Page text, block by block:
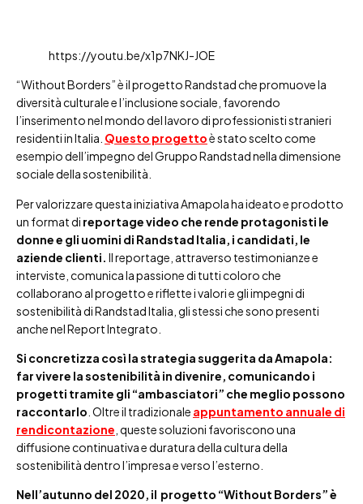
https://youtu.be/x1p7NKJ-JOE
“Without Borders” è il progetto Randstad che promuove la
diversità culturale e l’inclusione sociale, favorendo
l’inserimento nel mondo del lavoro di professionisti stranieri
residenti in Italia. Questo progettoè stato scelto come
esempio dell’impegno del Gruppo Randstad nella dimensione
sociale della sostenibilità.
Per valorizzare questa iniziativa Amapola ha ideato e prodotto
un format di reportage video che rende protagonisti le
donne e gli uomini di Randstad Italia, i candidati, le
aziende clienti. Il reportage, attraverso testimonianze e
interviste, comunica la passione di tutti coloro che
collaborano al progetto e riflette i valori e gli impegni di
sostenibilità di Randstad Italia, gli stessi che sono presenti
anche nel Report Integrato.
Si concretizza così la strategia suggerita da Amapola:
far vivere la sostenibilità in divenire, comunicando i
progetti tramite gli “ambasciatori” che meglio possono
raccontarlo . Oltre il tradizionale appuntamento annuale di
rendicontazione , queste soluzioni favoriscono una
diffusione continuativa e duratura della cultura della
sostenibilità dentro l’impresa e verso l’esterno.
Nell’autunno del 2020, il progetto “Without Borders” è